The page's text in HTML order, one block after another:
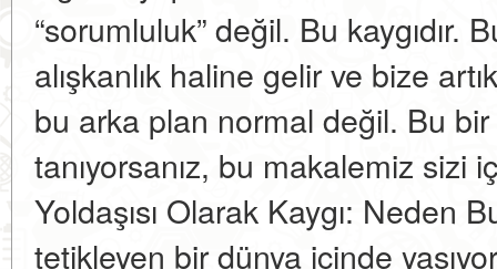
“sorumluluk” değil. Bu kaygıdır.
alışkanlık haline gelir ve bize
bu arka plan normal değil. Bu
tanıyorsanız, bu makalemiz sizi
Yoldaşısı Olarak Kaygı: Neden
tetikleyen bir dünya içinde